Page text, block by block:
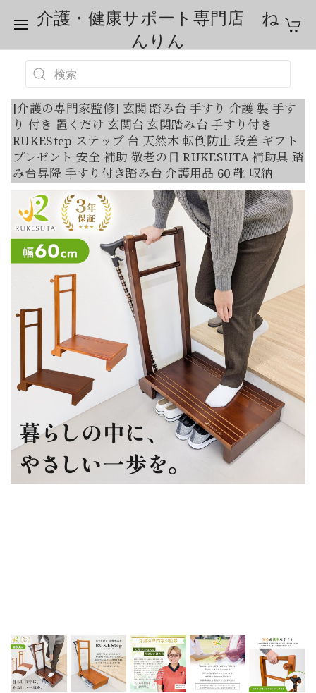
介護・健康サポート専門店 ね
んりん
[介護の専門家監修] 玄関 踏み台 手すり 介護 製 手す
り 付き 置くだけ 玄関台 玄関踏み台 手すり付き
RUKEStep ステップ 台 天然木 転倒防止 段差 ギフト
プレゼント 安全 補助 敬老の日 RUKESUTA 補助具 踏
み台昇降 手すり付き踏み台 介護用品 60 靴 収納